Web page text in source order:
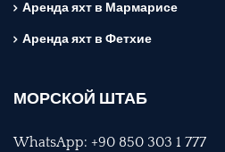
Аренда яхт в Мармарисе
Аренда яхт в Фетхие
МОРСКОЙ ШТАБ
WhatsApp: +90 850 303 1 777